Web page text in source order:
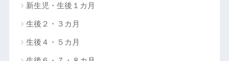
新生児・生後１カ月
生後２・３カ月
生後４・５カ月